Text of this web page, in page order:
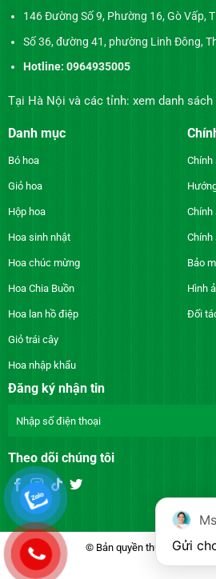
146 Đường Số 9, Phường 16, Gò Vấp,
Số 36, đường 41, phường Linh Đông,
Hotline: 0964935005
Tại Hà Nội và các tỉnh: xem danh sách
Danh mục
Bó hoa
Giỏ hoa
Hộp hoa
Hoa sinh nhật
Hoa chúc mừng
Hoa Chia Buồn
Hoa lan hồ điệp
Giỏ trái cây
Hoa nhập khẩu
Chính
Chính
Chính
Bảo
Hình
Đối
Đăng ký nhận tin
Theo dõi chúng tôi
© Bản quyền thuộc vềGửi